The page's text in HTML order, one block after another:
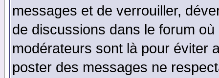
messages et de verrouiller,
de discussions dans le forum
modérateurs sont là pour éviter
poster des messages ne